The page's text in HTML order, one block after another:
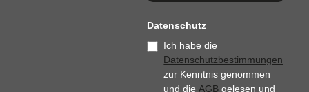
Datenschutz
Ich habe die
Datenschutzbestimmungen
zur Kenntnis genommen
und dieAGB gelesen und